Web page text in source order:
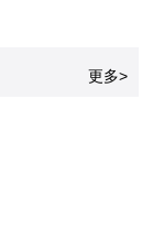
更多>